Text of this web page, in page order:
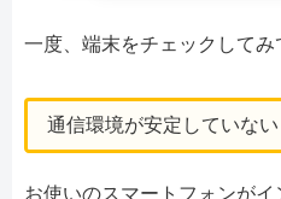
一度、端末をチェックしてみ
通信環境が安定していない
お使いのスマートフォンが